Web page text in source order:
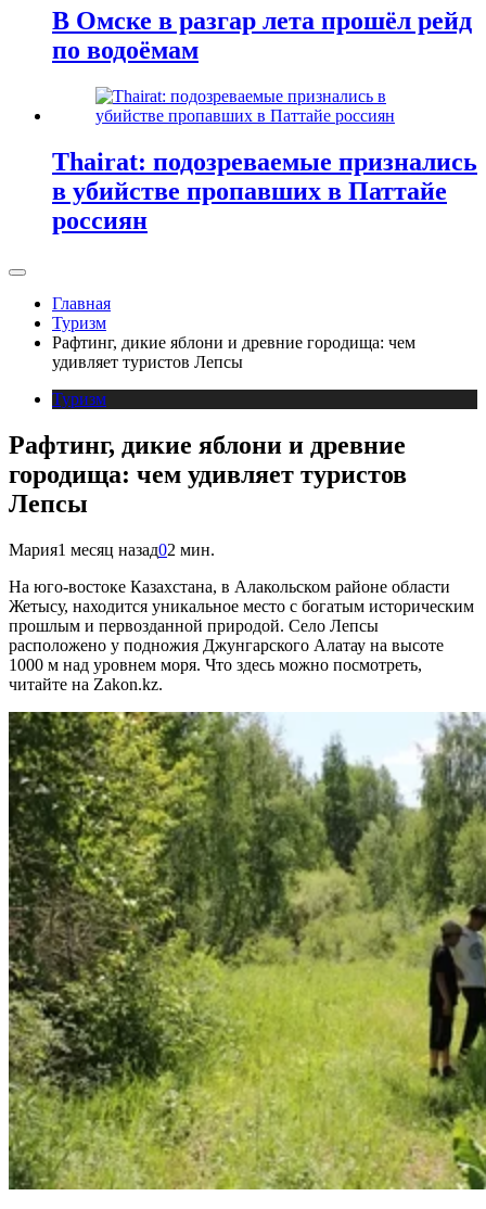
В Омске в разгар лета прошёл рейд
по водоёмам
Thairat: подозреваемые признались
в убийстве пропавших в Паттайе
россиян
Главная
Туризм
Рафтинг, дикие яблони и древние городища: чем
удивляет туристов Лепсы
Туризм
Рафтинг, дикие яблони и древние
городища: чем удивляет туристов
Лепсы
Мария1 месяц назад02 мин.
На юго-востоке Казахстана, в Алакольском районе области
Жетысу, находится уникальное место с богатым историческим
прошлым и первозданной природой. Село Лепсы
расположено у подножия Джунгарского Алатау на высоте
1000 м над уровнем моря. Что здесь можно посмотреть,
читайте на Zakon.kz.